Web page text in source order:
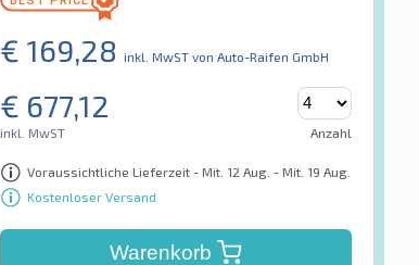
€ 169,28 inkl. MwST von Auto-Raifen GmbH
€ 677,12
inkl. MwST Anzahl
Voraussichtliche Lieferzeit - Mit. 12 Aug. - Mit. 19 Aug.
Kostenloser Versand
Warenkorb